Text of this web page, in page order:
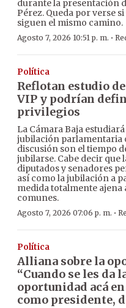
durante la presentación
Pérez. Queda por verse
siguen el mismo camino.
Agosto 7, 2026 10:51 p. m. ·
Política
Reflotan estudio
VIP y podrían
privilegios
La Cámara Baja
jubilación parlamentaria
discusión son el tiempo
jubilarse. Cabe decir
diputados y senadores
así como la jubilación a
medida totalmente ajena
comunes.
Agosto 7, 2026 07:06 p. m. ·
Política
Alliana sobre la
“Cuando se les da
oportunidad acá
como presidente,